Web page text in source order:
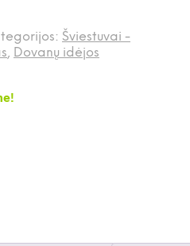
Šviestuvai -
, Dovanų idėjos